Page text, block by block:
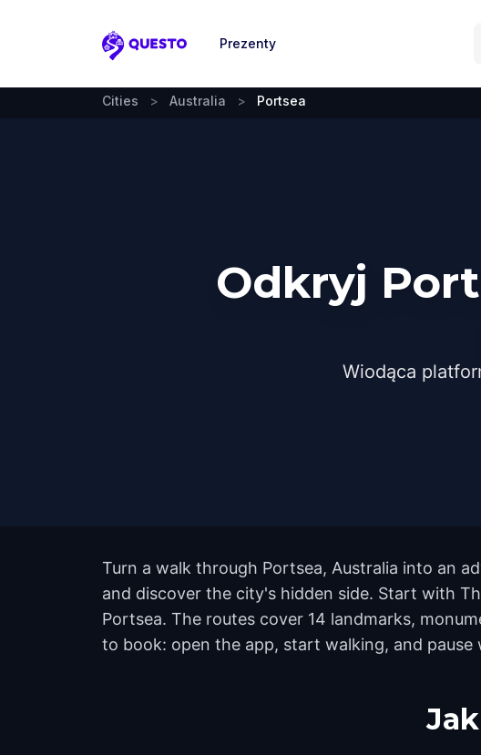
Questo
Prezenty
Cities > Australia > Portsea
Odkryj
Wiodąca
Turn a walk through Portsea, Australia into an
and discover the city's hidden side. Start with
Portsea. The routes cover 14 landmarks,
to book: open the app, start walking, and pause